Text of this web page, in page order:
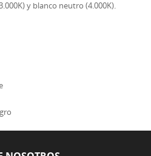
y blanco neutro (4.000K).